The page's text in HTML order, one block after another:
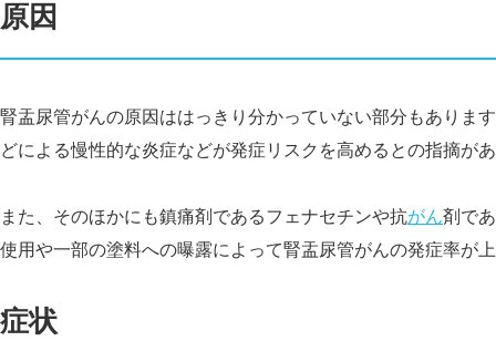
原因
腎盂尿管がんの原因ははっきり分かっていない部分もありま
どによる慢性的な炎症などが発症リスクを高めるとの指摘が
また、そのほかにも鎮痛剤であるフェナセチンや抗がん剤で
使用や一部の塗料への曝露によって腎盂尿管がんの発症率が
症状